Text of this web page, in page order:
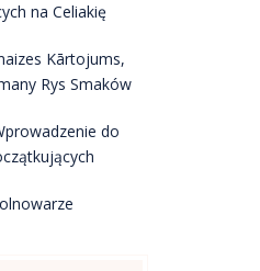
na Celiakię
Kārtojums,
Rys Smaków
do